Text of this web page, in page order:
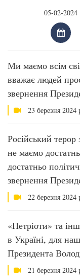
Ми маємо всім
вважає людей
звернення
23 березня
Російський
не маємо
достатньо
звернення
22 березня 2024
«Петріоти» та
в Україні, для
Президента
21 березня